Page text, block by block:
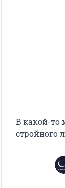
В какой-то
стройного